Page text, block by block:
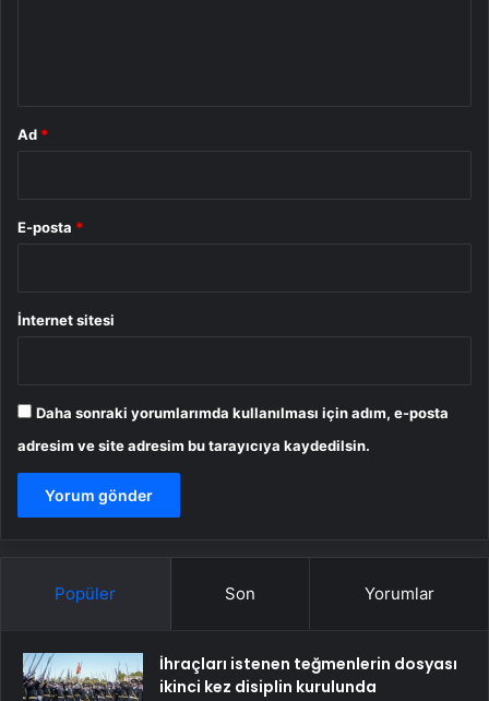
Ad *
E-posta *
İnternet sitesi
Daha sonraki yorumlarımda kullanılması için adım, e-posta
adresim ve site adresim bu tarayıcıya kaydedilsin.
Popüler Son Yorumlar
İhraçları istenen teğmenlerin dosyası
ikinci kez disiplin kurulunda